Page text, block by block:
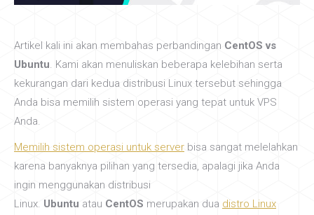
Artikel kali ini akan membahas perbandingan CentOS vs
Ubuntu. Kami akan menuliskan beberapa kelebihan serta
kekurangan dari kedua distribusi Linux tersebut sehingga
Anda bisa memilih sistem operasi yang tepat untuk VPS
Anda.
Memilih sistem operasi untuk server bisa sangat melelahkan
karena banyaknya pilihan yang tersedia, apalagi jika Anda
ingin menggunakan distribusi
Linux. Ubuntu atau CentOS merupakan dua distro Linux